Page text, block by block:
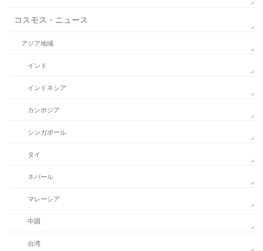
コスモス・ニュース
アジア地域
インド
インドネシア
カンボジア
シンガポール
タイ
ネパール
マレーシア
中国
台湾